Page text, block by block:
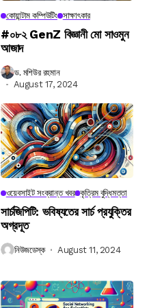
কোয়ান্টাম কম্পিউটিং সাক্ষাৎকার
#০৮২ GenZ বিজ্ঞানী মো সাওমুন
আজাদ
ড. মশিউর রহমান
August 17, 2024
ওয়েবসাইট সংক্রান্ত খবর কৃত্রিম বুদ্ধিমত্তা
সার্চজিপিটি: ভবিষ্যতের সার্চ প্রযুক্তির
অগ্রদূত
নিউজডেস্ক August 11, 2024